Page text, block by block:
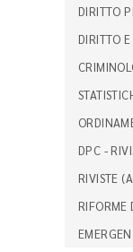
DIRITTO
DIRITTO
DPC -
RIVISTE
RIFORME